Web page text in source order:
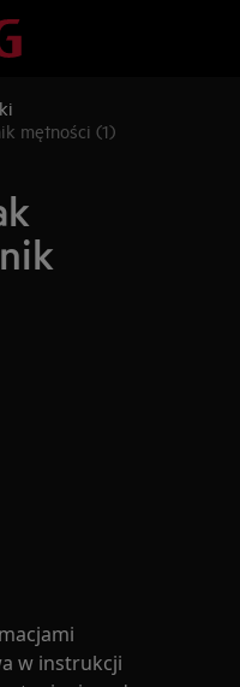
mętności (1)
w instrukcji